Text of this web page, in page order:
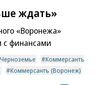
ждать»
«Воронежа»
с финансами
Черноземье
Коммерсантъ
Коммерсантъ (Воронеж)